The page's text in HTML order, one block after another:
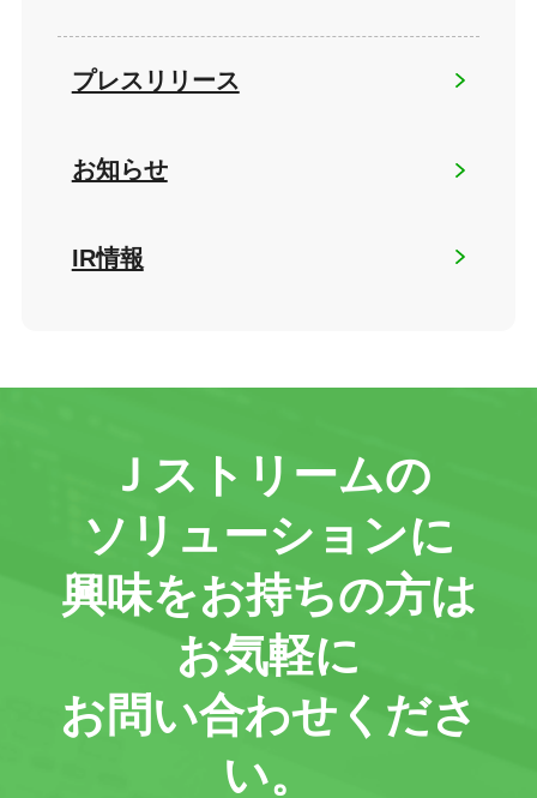
プレスリリース
お知らせ
IR情報
Ｊストリームの
ソリューションに
興味をお持ちの方は
お気軽に
お問い合わせくださ
い。